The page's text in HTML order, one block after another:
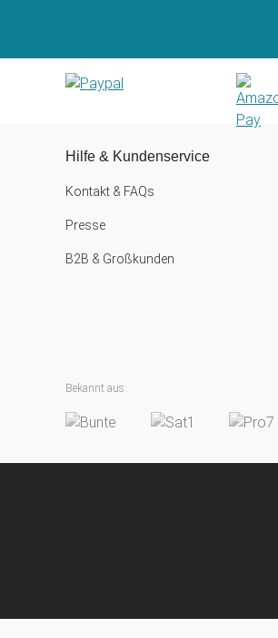
Hilfe & Kundenservice
Kontakt & FAQs
Presse
B2B & Großkunden
Bekannt aus: